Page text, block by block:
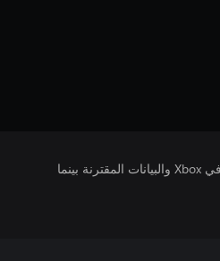
يتلقى ناشرو الألعاب التي تقوم بتشغيلها وصولاً إلى معلومات ملف تعريفك في Xbox والبيانات المقترنة بينما